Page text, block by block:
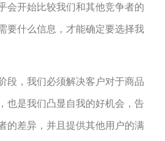
会开始比较我们和其他竞争者的
要什么信息，才能确定要选择我
段，我们必须解决客户对于商品
也是我们凸显自我的好机会，告
的差异，并且提供其他用户的满